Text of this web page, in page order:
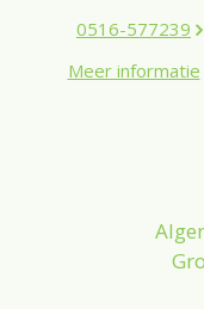
0516-577239
Meer informatie